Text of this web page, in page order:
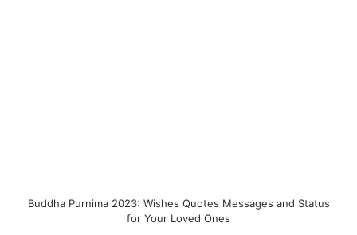
Buddha Purnima 2023: Wishes Quotes Messages and Status
for Your Loved Ones